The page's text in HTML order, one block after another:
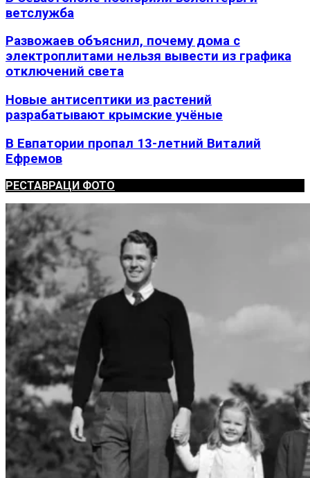
ветслужба
Развожаев объяснил, почему дома с
электроплитами нельзя вывести из графика
отключений света
Новые антисептики из растений
разрабатывают крымские учёные
В Евпатории пропал 13-летний Виталий
Ефремов
РЕСТАВРАЦИ ФОТО